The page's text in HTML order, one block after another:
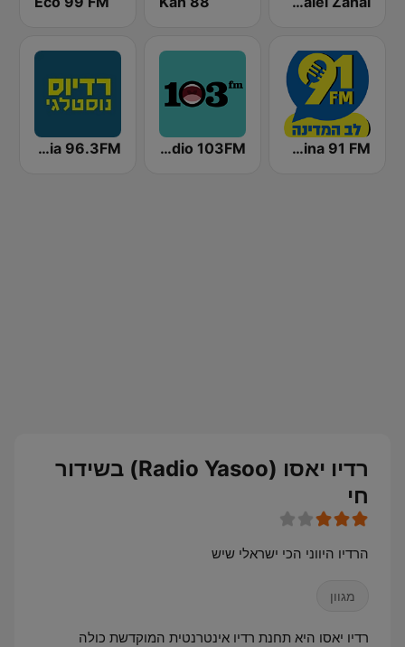
Radio Lev HaMedina 91 FM (לב המדינה) Radio 103FM Radios Nostalgia 96.3FM (רדיוס נוסטלגי)
רדיו יאסו (Radio Yasoo) בשידור
חי
הרדיו היווני הכי ישראלי שיש
מגוון
רדיו יאסו היא תחנת רדיו אינטרנטית המוקדשת כולה